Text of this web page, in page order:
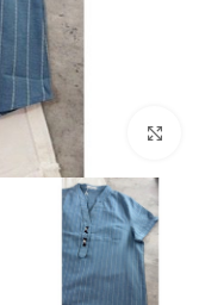
بزرگنمایی تصویر